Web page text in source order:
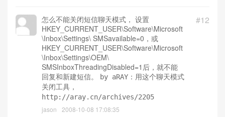
#12
怎么不能关闭短信聊天模式， 设置
HKEY_CURRENT_USER\Software\Microsoft
\Inbox\Settings\ SMSavailable=0，或
HKEY_CURRENT_USER\Software\Microsoft
\Inbox\Settings\OEM\
SMSInboxThreadingDisabled=1后，就不能
回复和新建短信。
by aRAY：用这个聊天模式
关闭工具，
http://aray.cn/archives/2205
jason 2008-10-08 17:08:35